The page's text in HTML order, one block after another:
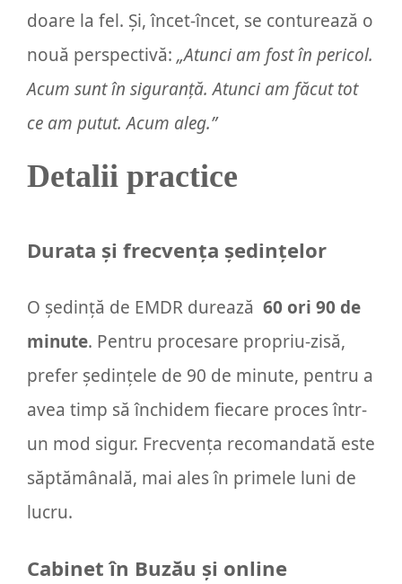
doare la fel. Și, încet-încet, se conturează o
nouă perspectivă: „Atunci am fost în pericol.
Acum sunt în siguranță. Atunci am făcut tot
ce am putut. Acum aleg.”
Detalii practice
Durata și frecvența ședințelor
O ședință de EMDR durează 60 ori 90 de
minute. Pentru procesare propriu-zisă,
prefer ședințele de 90 de minute, pentru a
avea timp să închidem fiecare proces într-
un mod sigur. Frecvența recomandată este
săptămânală, mai ales în primele luni de
lucru.
Cabinet în Buzău și online